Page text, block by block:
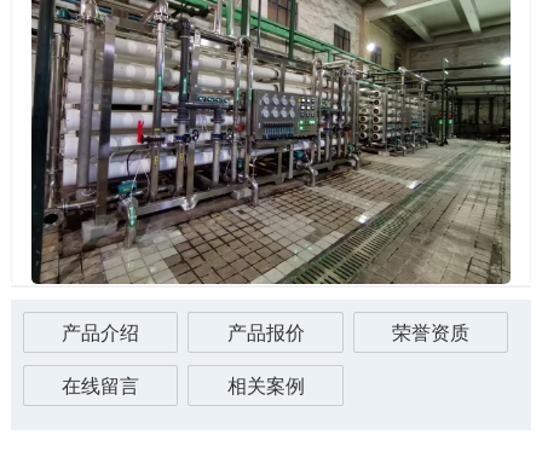
产品介绍 产品报价
荣誉资质
在线留言
相关案例